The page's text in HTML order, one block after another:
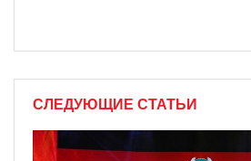
СЛЕДУЮЩИЕ СТАТЬИ